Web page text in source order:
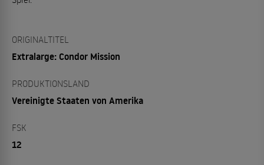
ORIGINALTITEL
Extralarge: Condor Mission
PRODUKTIONSLAND
Vereinigte Staaten von Amerika
FSK
12